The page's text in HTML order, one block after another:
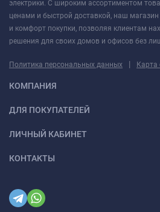
Напряжение:220 В, стандартное
большинстве домов и квартир.
долговечности продукта.
первые и последние этажи зданий.
электрики. С широким ассортиментом
ценами и быстрой доставкой, наш магазин
и комфорт покупки, позволяя клиентам
решения для своих домов и офисов без
Политика персональных данных | Карта
КОМПАНИЯ
ДЛЯ ПОКУПАТЕЛЕЙ
ЛИЧНЫЙ КАБИНЕТ
КОНТАКТЫ